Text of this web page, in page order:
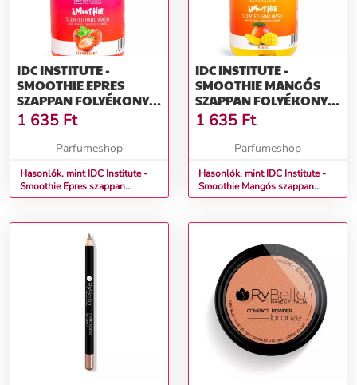
IDC INSTITUTE -
SMOOTHIE EPRES
SZAPPAN FOLYÉKONY
SZAPPAN 360 ML
1 635 Ft
Parfumeshop
Hasonlók, mint IDC Institute -
Smoothie Epres szappan
Folyékony szappan 360 ml
IDC INSTITUTE -
SMOOTHIE MANGÓS
SZAPPAN FOLYÉKONY
SZAPPAN 360 ML
1 635 Ft
Parfumeshop
Hasonlók, mint IDC Institute -
Smoothie Mangós szappan
Folyékony szappan 360 ml